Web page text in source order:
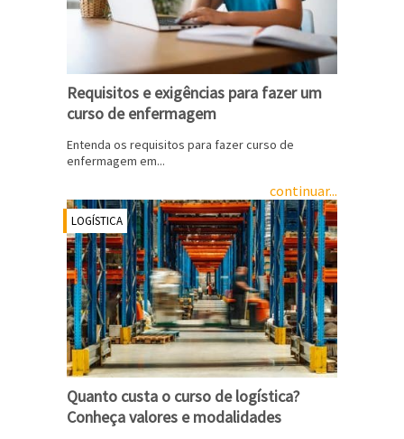
Requisitos e exigências para fazer um
curso de enfermagem
Entenda os requisitos para fazer curso de
enfermagem em...
continuar...
LOGÍSTICA
Quanto custa o curso de logística?
Conheça valores e modalidades